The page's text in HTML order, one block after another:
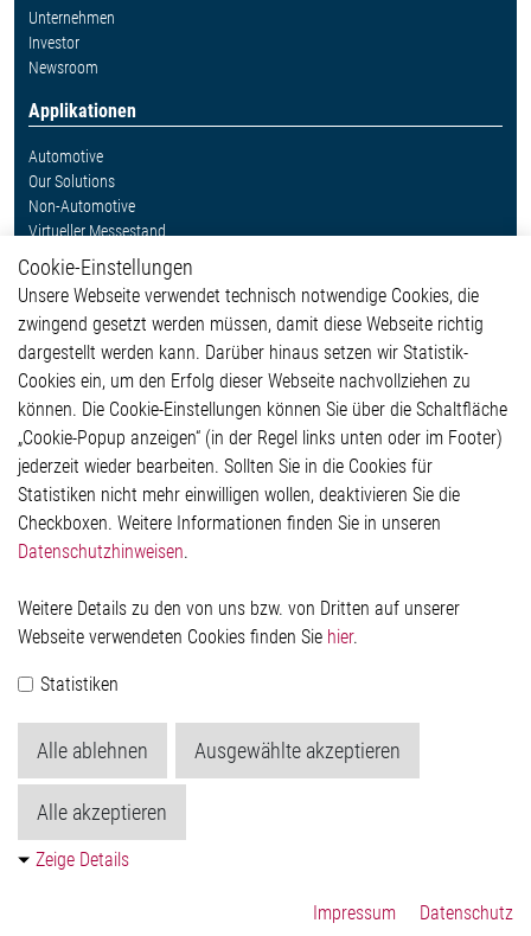
Unternehmen
Investor
Newsroom
Applikationen
Automotive
Our Solutions
Non-Automotive
Virtueller Messestand
Weitere Links
Glossar
Kontakt
Hinweisgeberschutzsystem
Impressum
Datenschutzerklärung
Cookie-Popup anzeigen
Elmos Semiconductor SE
Werkstättenstraße 18
Telefon: +49 (0) 2171 / 40 183-0
Handelsregister:
Köln HRB 123561
Cookie-Einstellungen
Unsere Webseite verwendet technisch notwendige Cookies, die
zwingend gesetzt werden müssen, damit diese Webseite richtig
dargestellt werden kann. Darüber hinaus setzen wir Statistik-
Cookies ein, um den Erfolg dieser Webseite nachvollziehen zu
können. Die Cookie-Einstellungen können Sie über die Schaltfläche
„Cookie-Popup anzeigen“ (in der Regel links unten oder im Footer)
jederzeit wieder bearbeiten. Sollten Sie in die Cookies für
Statistiken nicht mehr einwilligen wollen, deaktivieren Sie die
Checkboxen. Weitere Informationen finden Sie in unseren
Datenschutzhinweisen.
Weitere Details zu den von uns bzw. von Dritten auf unserer
Webseite verwendeten Cookies finden Sie hier.
Statistiken
Alle ablehnen Ausgewählte akzeptieren
Alle akzeptieren
Zeige Details
Impressum Datenschutz